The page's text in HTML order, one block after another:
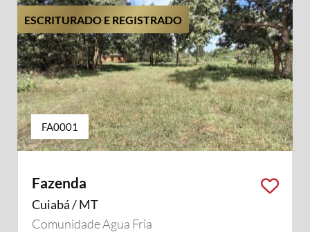
ESCRITURADO E REGISTRADO
FA0001
Fazenda
Cuiabá / MT
Comunidade Agua Fria